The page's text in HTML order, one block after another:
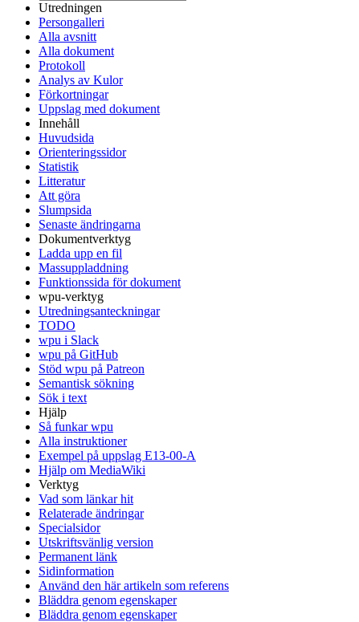
Utredningen
Persongalleri
Alla avsnitt
Alla dokument
Protokoll
Analys av Kulor
Förkortningar
Uppslag med dokument
Innehåll
Huvudsida
Orienteringssidor
Statistik
Litteratur
Att göra
Slumpsida
Senaste ändringarna
Dokumentverktyg
Ladda upp en fil
Massuppladdning
Funktionssida för dokument
wpu-verktyg
Utredningsanteckningar
TODO
wpu i Slack
wpu på GitHub
Stöd wpu på Patreon
Semantisk sökning
Sök i text
Hjälp
Så funkar wpu
Alla instruktioner
Exempel på uppslag E13-00-A
Hjälp om MediaWiki
Verktyg
Vad som länkar hit
Relaterade ändringar
Specialsidor
Utskriftsvänlig version
Permanent länk
Sidinformation
Använd den här artikeln som referens
Bläddra genom egenskaper
Bläddra genom egenskaper